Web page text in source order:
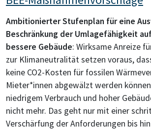
Ambitionierter Stufenplan für eine
Beschränkung der Umlagefähigkeit
bessere Gebäude: Wirksame Anreize
zur Klimaneutralität setzen voraus,
keine CO2-Kosten für fossilen
Mieter*innen abgewälzt werden
niedrigem Verbrauch und hoher
nicht mehr. Das geht nur mit einer
Verschärfung der Anforderungen bis